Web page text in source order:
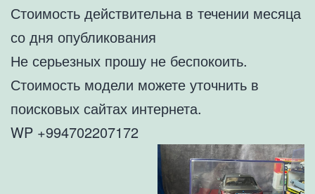
Стоимость действительна в течении месяца
со дня опубликования
Не серьезных прошу не беспокоить.
Стоимость модели можете уточнить в
поисковых сайтах интернета.
WP +994702207172